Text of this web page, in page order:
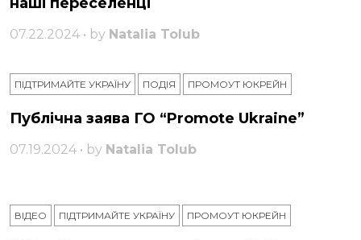
наші переселенці
07.22.2024 • by Natalia Tolub
ПІДТРИМАЙТЕ УКРАЇНУ ПОДІЯ ПРОМОУТ ЮКРЕЙН
Публічна заява ГО “Promote Ukraine”
07.19.2024 • by Natalia Tolub
ВІДЕО ПІДТРИМАЙТЕ УКРАЇНУ ПРОМОУТ ЮКРЕЙН